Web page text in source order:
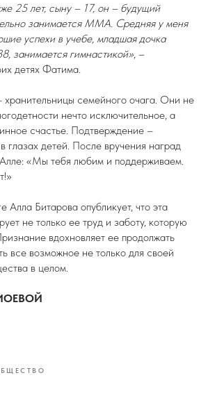
25 лет, сыну – 17, он – будущий
занимается ММА. Средняя у меня
успехи в учебе, младшая дочка
гимнастикой», –
детях Фатима.
семейного очага. Они не
нечто исключительное, а
счастье. Подтверждение –
глазах детей. После вручения наград
«Мы тебя любим и поддерживаем.
Алла Битарова опубликует, что эта
не только ее труд и заботу, которую
вдохновляет ее продолжать
все возможное не только для своей
в целом.